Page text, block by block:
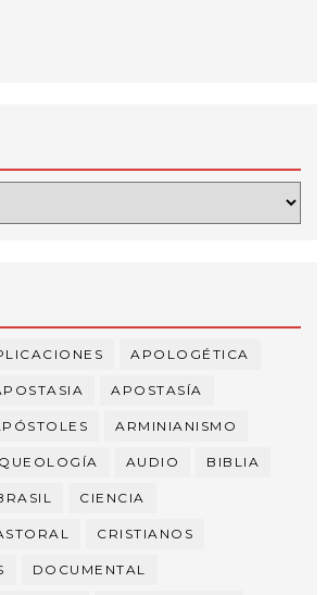
APOLOGÉTICA
APOSTASÍA
ARMINIANISMO
AUDIO BIBLIA
CIENCIA
CRISTIANOS
DOCUMENTAL